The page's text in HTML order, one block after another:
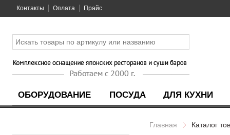
Контакты Оплата Прайс
ОБОРУДОВАНИЕ ПОСУДА ДЛЯ КУХНИ
Главная Каталог